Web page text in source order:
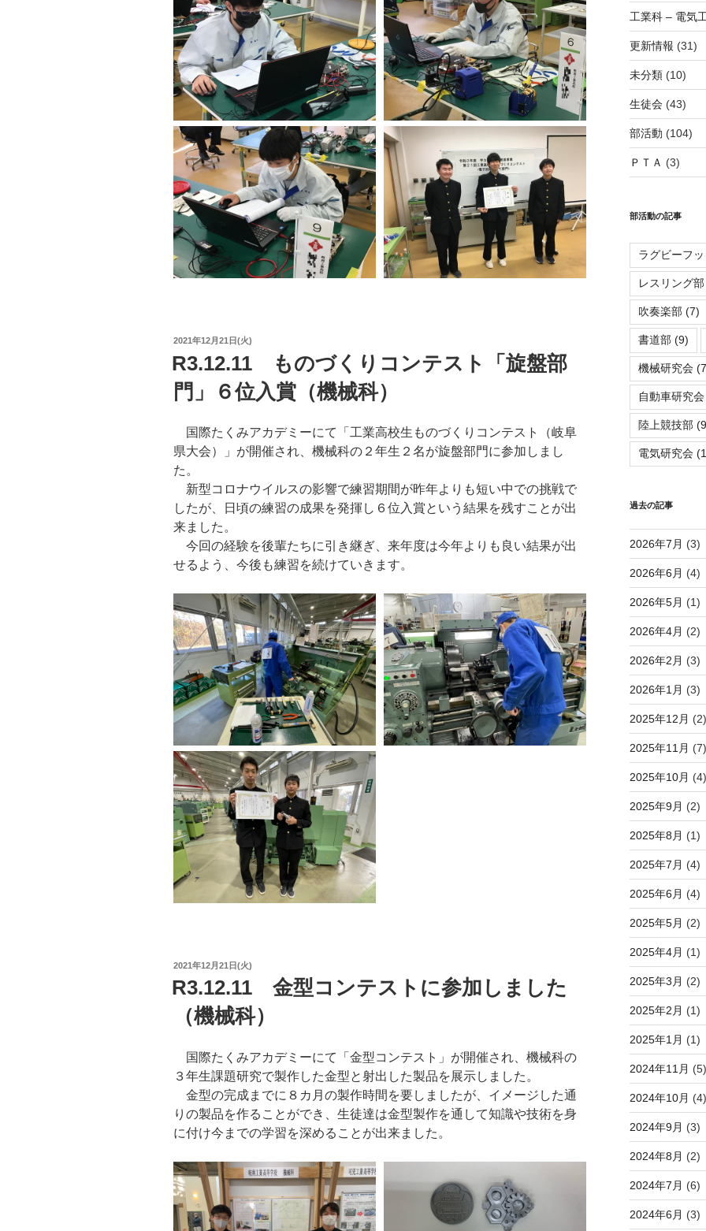
投
日:
2021年12月21日(火)
R3.12.11 ものづくりコンテスト「旋盤部
門」６位入賞（機械科）
国際たくみアカデミーにて「工業高校生ものづくりコンテスト（岐阜
県大会）」が開催され、機械科の２年生２名が旋盤部門に参加しまし
た。
新型コロナウイルスの影響で練習期間が昨年よりも短い中での挑戦で
したが、日頃の練習の成果を発揮し６位入賞という結果を残すことが出
来ました。
今回の経験を後輩たちに引き継ぎ、来年度は今年よりも良い結果が出
せるよう、今後も練習を続けていきます。
投
日:
2021年12月21日(火)
R3.12.11 金型コンテストに参加しました
（機械科）
国際たくみアカデミーにて「金型コンテスト」が開催され、機械科の
３年生課題研究で製作した金型と射出した製品を展示しました。
金型の完成までに８カ月の製作時間を要しましたが、イメージした通
りの製品を作ることができ、生徒達は金型製作を通して知識や技術を身
に付け今までの学習を深めることが出来ました。
工業科 – 電気
更新情報 (31)
未分類(10)
生徒会(43)
部活動 (104)
ＰＴＡ (3)
部活動の記事
ラグビーフ
レスリング部
吹奏楽部(7)
書道部(9)
機械研究会
自動車研究会
陸上競技部
電気研究会
過去の記事
2026年7月 (3)
2026年6月 (4)
2026年5月 (1)
2026年4月 (2)
2026年2月 (3)
2026年1月 (3)
2025年12月 (2)
2025年11月 (7)
2025年10月 (4)
2025年9月 (2)
2025年8月 (1)
2025年7月 (4)
2025年6月 (4)
2025年5月 (2)
2025年4月 (1)
2025年3月 (2)
2025年2月 (1)
2025年1月 (1)
2024年11月 (5)
2024年10月 (4)
2024年9月 (3)
2024年8月 (2)
2024年7月 (6)
2024年6月 (3)